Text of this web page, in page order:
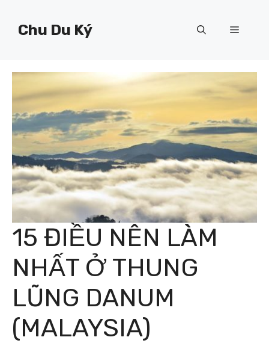
Chu Du Ký Menu
15 ĐIỀU NÊN LÀM
NHẤT Ở THUNG
LŨNG DANUM
(MALAYSIA)